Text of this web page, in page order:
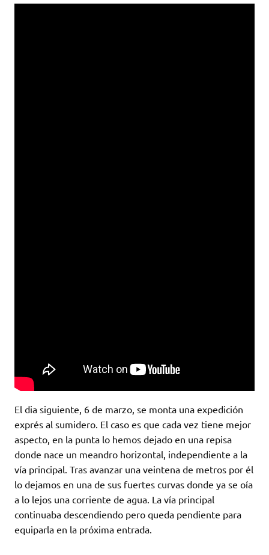
El dia siguiente, 6 de marzo, se monta una expedición
exprés al sumidero. El caso es que cada vez tiene mejor
aspecto, en la punta lo hemos dejado en una repisa
donde nace un meandro horizontal, independiente a la
vía principal. Tras avanzar una veintena de metros por él
lo dejamos en una de sus fuertes curvas donde ya se oía
a lo lejos una corriente de agua. La vía principal
continuaba descendiendo pero queda pendiente para
equiparla en la próxima entrada.